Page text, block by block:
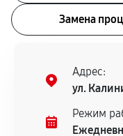
Замена
Адрес:
ул.
Режим